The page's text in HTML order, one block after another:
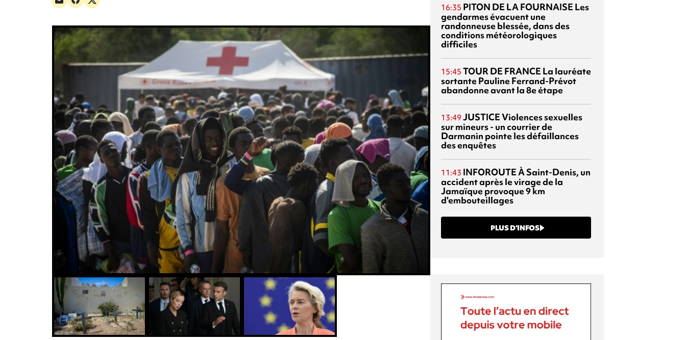
16:35 PITON DE LA FOURNAISE Les
gendarmes évacuent une
randonneuse blessée, dans des
conditions météorologiques
difficiles
15:45 TOUR DE FRANCE La lauréate
sortante Pauline Ferrand-Prévot
abandonne avant la 8e étape
13:49 JUSTICEViolences sexuelles
sur mineurs - un courrier de
Darmanin pointe les défaillances
des enquêtes
11:43 INFOROUTEÀ Saint-Denis, un
accident après le virage de la
Jamaïque provoque 9 km
d'embouteillages
PLUS D’INFOS